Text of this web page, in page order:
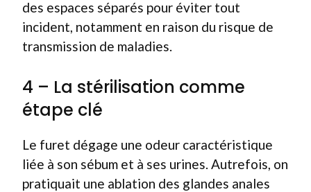
des espaces séparés pour éviter tout
incident, notamment en raison du risque de
transmission de maladies.
4 – La stérilisation comme
étape clé
Le furet dégage une odeur caractéristique
liée à son sébum et à ses urines. Autrefois, on
pratiquait une ablation des glandes anales